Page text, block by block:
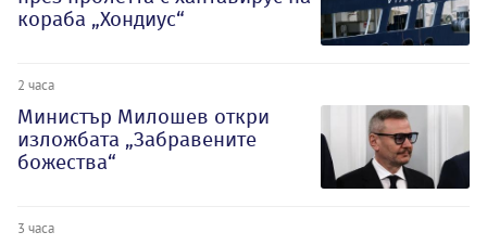
кораба „Хондиус“
2 часа
Министър Милошев откри
изложбата „Забравените
божества“
3 часа